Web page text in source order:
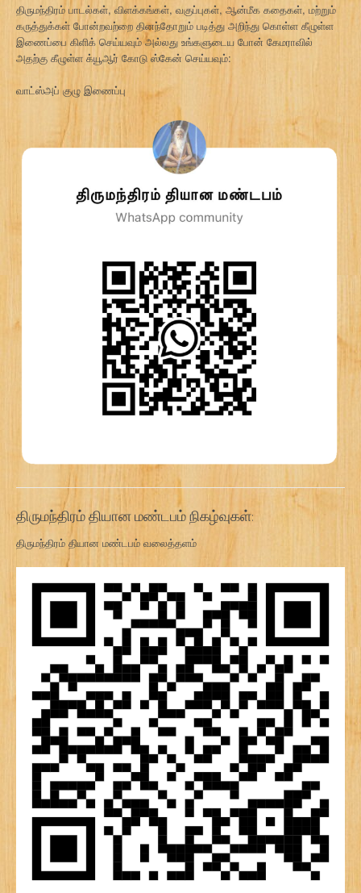
திருமந்திரம் பாடல்கள், விளக்கங்கள், வகுப்புகள், ஆன்மீக கதைகள், மற்றும்
கருத்துக்கள் போன்றவற்றை தினந்தோறும் படித்து அறிந்து கொள்ள கீழுள்ள
இணைப்பை கிளிக் செய்யவும் அல்லது உங்களுடைய போன் கேமராவில்
அதற்கு கீழுள்ள க்யூஆர் கோடு ஸ்கேன் செய்யவும்:
வாட்ஸ்அப் குழு இணைப்பு
திருமந்திரம் தியான மண்டபம் நிகழ்வுகள்:
திருமந்திரம் தியான மண்டபம் வலைத்தளம்